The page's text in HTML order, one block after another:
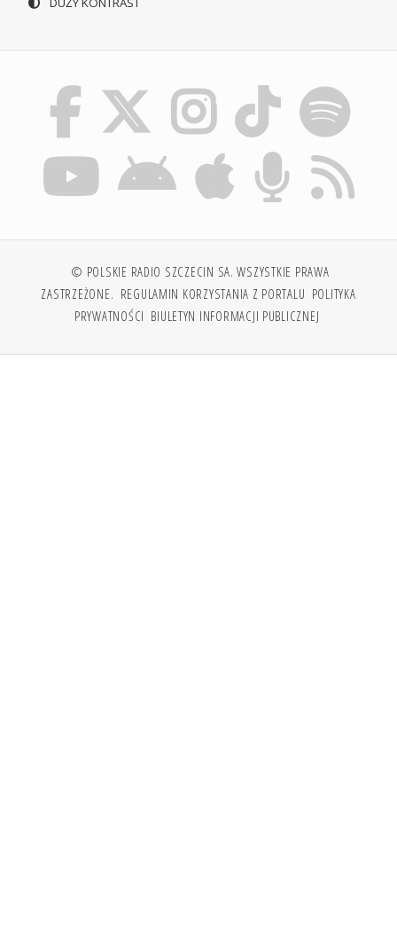
© POLSKIE RADIO SZCZECIN SA. WSZYSTKIE PRAWA
ZASTRZEŻONE. REGULAMIN KORZYSTANIA Z PORTALU POLITYKA
PRYWATNOŚCI BIULETYN INFORMACJI PUBLICZNEJ